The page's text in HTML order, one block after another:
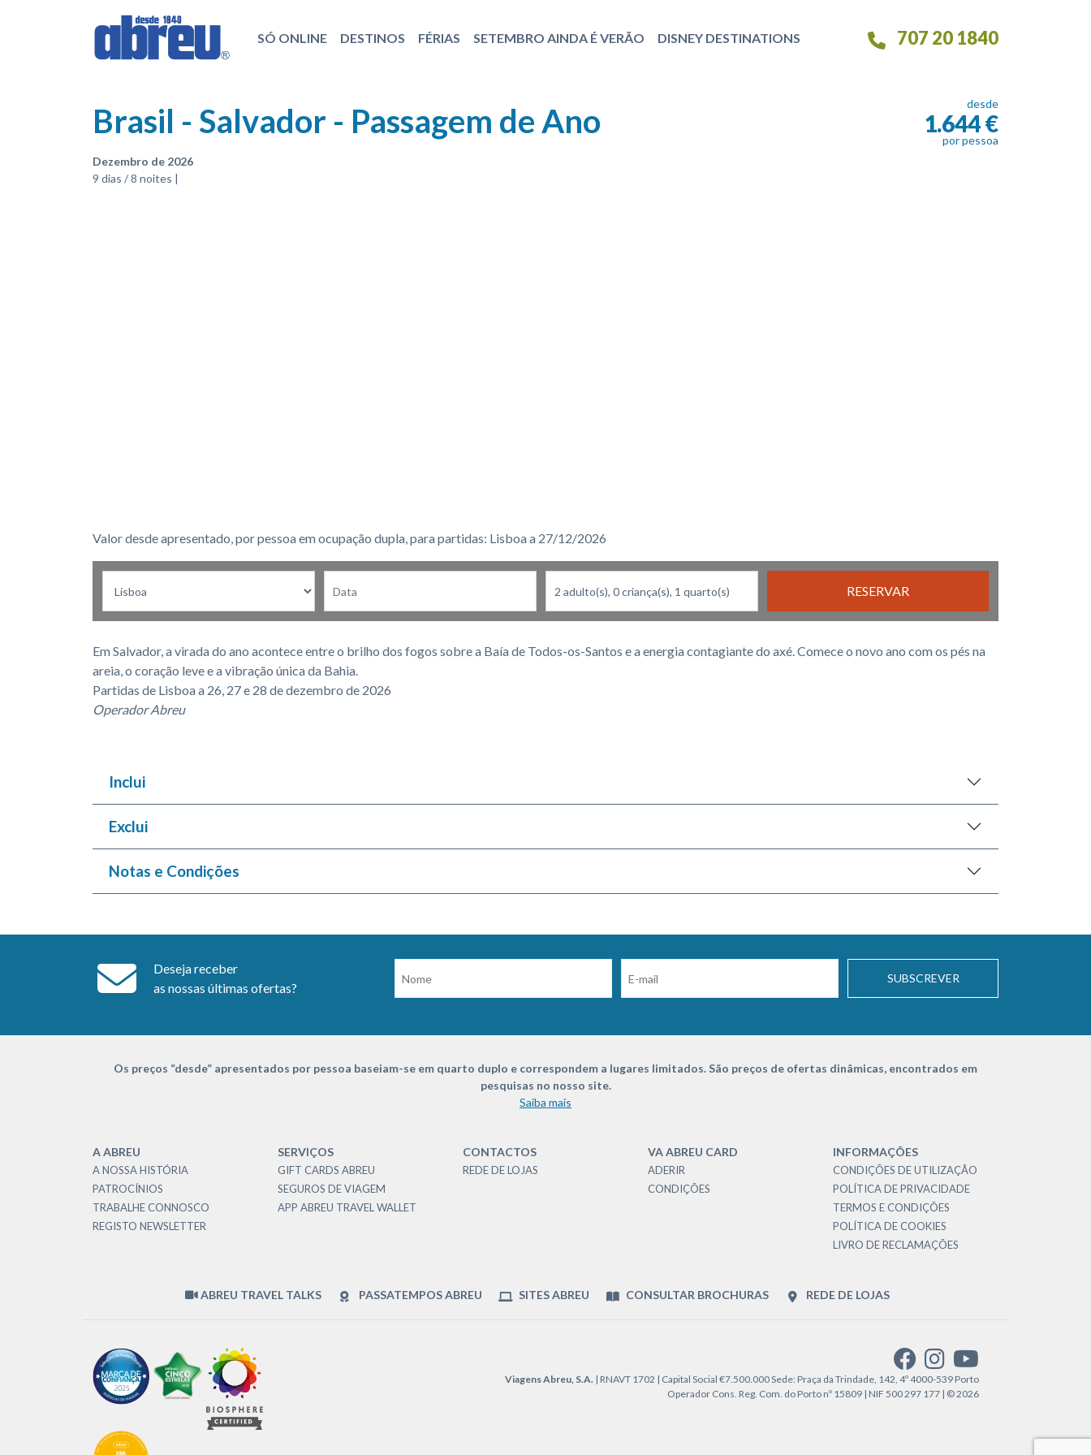
SÓ ONLINE DESTINOS FÉRIAS SETEMBRO AINDA É VERÃO DISNEY DESTINATIONS 707 20 1840
Brasil - Salvador - Passagem de Ano
Dezembro de 2026
9 dias / 8 noites |
desde
1.644 €
por pessoa
Valor desde apresentado, por pessoa em ocupação dupla, para partidas: Lisboa a 27/12/2026
RESERVAR
Em Salvador, a virada do ano acontece entre o brilho dos fogos sobre a Baía de Todos-os-Santos e a energia contagiante do axé. Comece o novo ano com os pés na
areia, o coração leve e a vibração única da Bahia.
Partidas de Lisboa a 26, 27 e 28 de dezembro de 2026
Operador Abreu
Inclui
Exclui
Notas e Condições
Deseja receber
as nossas últimas ofertas?
SUBSCREVER
Os preços “desde” apresentados por pessoa baseiam-se em quarto duplo e correspondem a lugares limitados. São preços de ofertas dinâmicas, encontrados em
pesquisas no nosso site.
Saiba mais
A ABREU
A NOSSA HISTÓRIA
PATROCÍNIOS
TRABALHE CONNOSCO
REGISTO NEWSLETTER
SERVIÇOS
GIFT CARDS ABREU
SEGUROS DE VIAGEM
APP ABREU TRAVEL WALLET
CONTACTOS
REDE DE LOJAS
VA ABREU CARD
ADERIR
CONDIÇÕES
INFORMAÇÕES
CONDIÇÕES DE UTILIZAÇÃO
POLÍTICA DE PRIVACIDADE
TERMOS E CONDIÇÕES
POLÍTICA DE COOKIES
LIVRO DE RECLAMAÇÕES
ABREU TRAVEL TALKS PASSATEMPOS ABREU SITES ABREU CONSULTAR BROCHURAS REDE DE LOJAS
Viagens Abreu, S.A. | RNAVT 1702 | Capital Social €7.500.000 Sede: Praça da Trindade, 142, 4º 4000-539 Porto
Operador Cons. Reg. Com. do Porto nº 15809 | NIF 500 297 177 | © 2026